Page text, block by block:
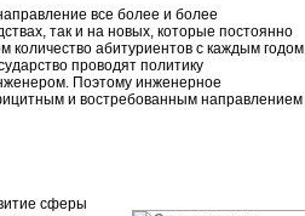
все более и более
так и на новых, которые постоянно
количество абитуриентов с каждым годом
проводят политику
Поэтому инженерное
и востребованным направлением
сферы